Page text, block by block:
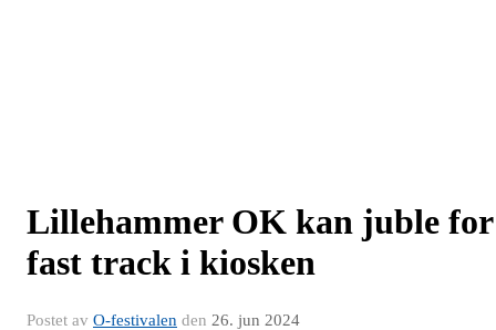
Lillehammer OK kan juble for
fast track i kiosken
Postet av O-festivalen den 26. jun 2024